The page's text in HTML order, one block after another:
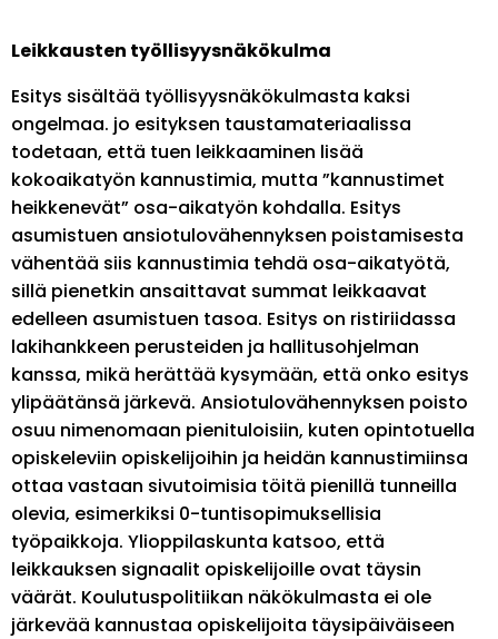
Leikkausten työllisyysnäkökulma
Esitys sisältää työllisyysnäkökulmasta kaksi
ongelmaa. jo esityksen taustamateriaalissa
todetaan, että tuen leikkaaminen lisää
kokoaikatyön kannustimia, mutta ”kannustimet
heikkenevät” osa-aikatyön kohdalla. Esitys
asumistuen ansiotulovähennyksen poistamisesta
vähentää siis kannustimia tehdä osa-aikatyötä,
sillä pienetkin ansaittavat summat leikkaavat
edelleen asumistuen tasoa. Esitys on ristiriidassa
lakihankkeen perusteiden ja hallitusohjelman
kanssa, mikä herättää kysymään, että onko esitys
ylipäätänsä järkevä. Ansiotulovähennyksen poisto
osuu nimenomaan pienituloisiin, kuten opintotuella
opiskeleviin opiskelijoihin ja heidän kannustimiinsa
ottaa vastaan sivutoimisia töitä pienillä tunneilla
olevia, esimerkiksi 0-tuntisopimuksellisia
työpaikkoja. Ylioppilaskunta katsoo, että
leikkauksen signaalit opiskelijoille ovat täysin
väärät. Koulutuspolitiikan näkökulmasta ei ole
järkevää kannustaa opiskelijoita täysipäiväiseen